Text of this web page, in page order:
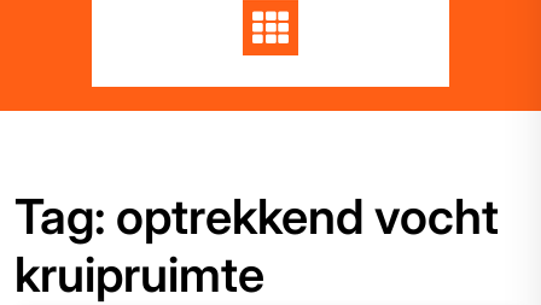
Tag: optrekkend vocht
kruipruimte